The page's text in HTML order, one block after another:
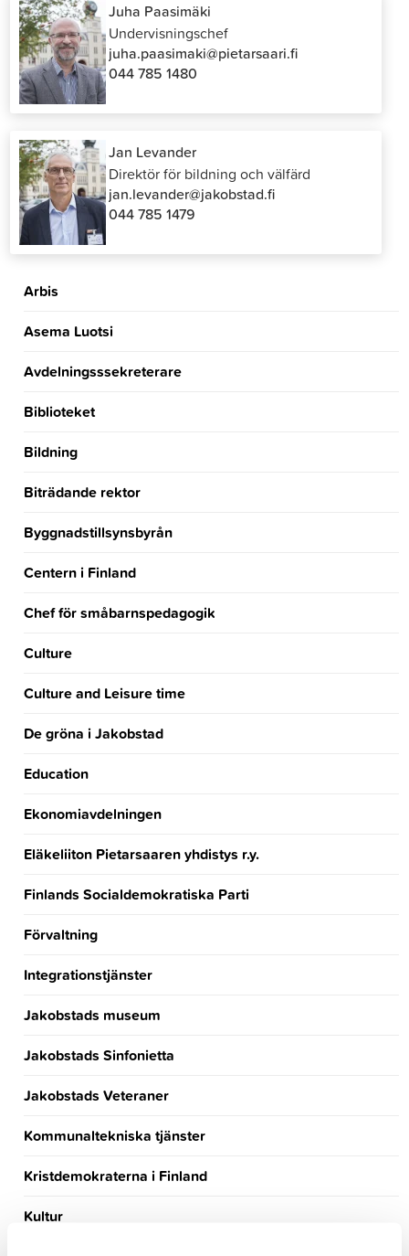
Juha Paasimäki
Undervisningschef
juha.paasimaki@pietarsaari.fi
044 785 1480
Jan Levander
Direktör för bildning och välfärd
jan.levander@jakobstad.fi
044 785 1479
Arbis
Asema Luotsi
Avdelningsssekreterare
Biblioteket
Bildning
Biträdande rektor
Byggnadstillsynsbyrån
Centern i Finland
Chef för småbarnspedagogik
Culture
Culture and Leisure time
De gröna i Jakobstad
Education
Ekonomiavdelningen
Eläkeliiton Pietarsaaren yhdistys r.y.
Finlands Socialdemokratiska Parti
Förvaltning
Integrationstjänster
Jakobstads museum
Jakobstads Sinfonietta
Jakobstads Veteraner
Kommunaltekniska tjänster
Kristdemokraterna i Finland
Kultur